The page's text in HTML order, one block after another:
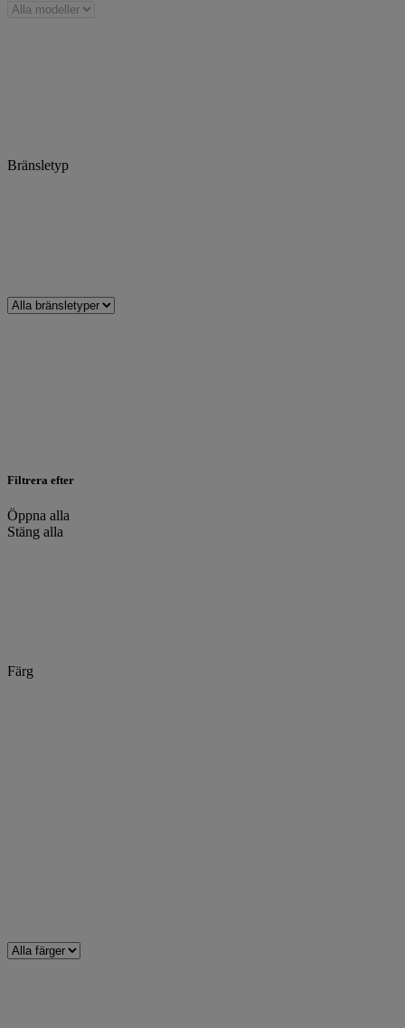
Bränsletyp
Filtrera efter
Öppna alla
Stäng alla
Färg